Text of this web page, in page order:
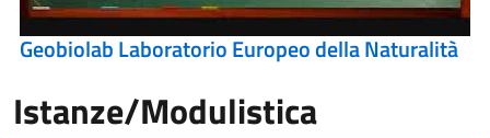
Geobiolab Laboratorio Europeo della Naturalità
Istanze/Modulistica